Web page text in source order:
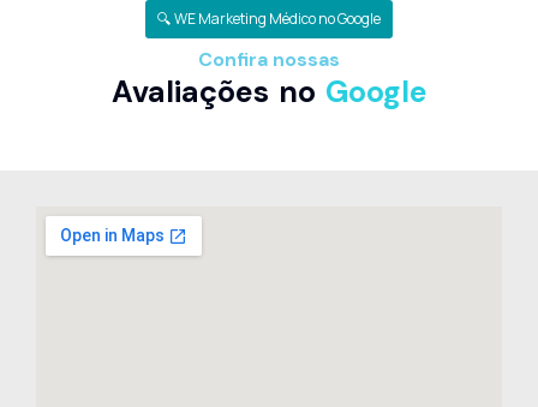
🔍 WE Marketing Médico no Google
Confira nossas
Avaliações no Google